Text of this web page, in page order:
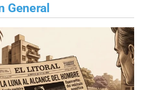
General